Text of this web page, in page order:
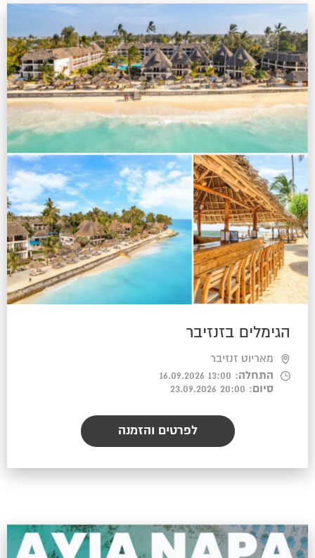
הגימלים בזנזיבר
מאריוט זנזיבר
התחלה: 13:00 16.09.2026
סיום : 20:00 23.09.2026
לפרטים והזמנה